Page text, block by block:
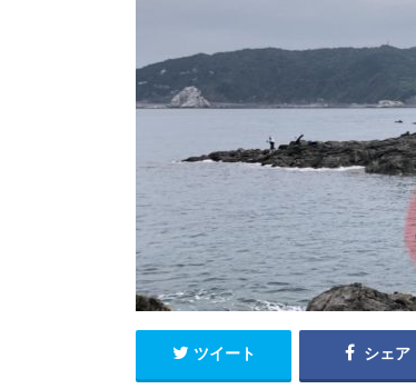
ツイート シェア